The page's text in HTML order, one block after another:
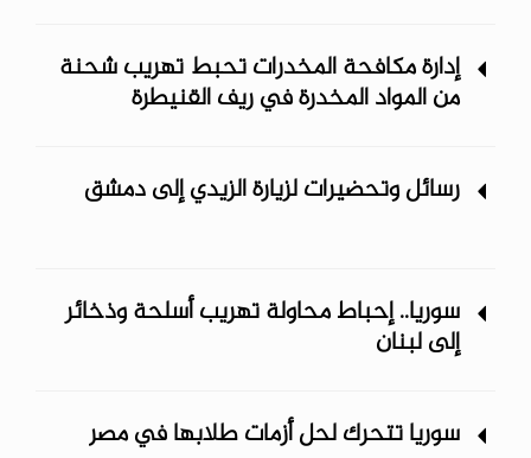
إدارة مكافحة المخدرات تحبط تهريب شحنة
من المواد المخدرة في ريف ‏القنيطرة
رسائل وتحضيرات لزيارة الزيدي إلى دمشق
سوريا.. إحباط محاولة تهريب أسلحة وذخائر
إلى لبنان
سوريا تتحرك لحل أزمات طلابها في مصر